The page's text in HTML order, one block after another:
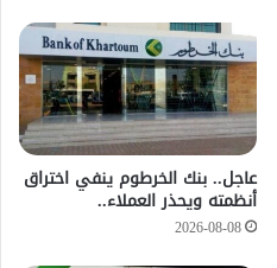
عاجل.. بنك الخرطوم ينفي اختراق
أنظمته ويحذر العملاء..
2026-08-08